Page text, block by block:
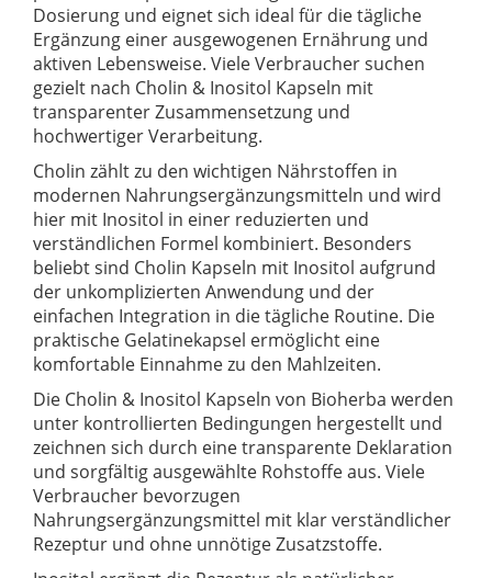
Dosierung und eignet sich ideal für die tägliche
Ergänzung einer ausgewogenen Ernährung und
aktiven Lebensweise. Viele Verbraucher suchen
gezielt nach Cholin & Inositol Kapseln mit
transparenter Zusammensetzung und
hochwertiger Verarbeitung.
Cholin zählt zu den wichtigen Nährstoffen in
modernen Nahrungsergänzungsmitteln und wird
hier mit Inositol in einer reduzierten und
verständlichen Formel kombiniert. Besonders
beliebt sind Cholin Kapseln mit Inositol aufgrund
der unkomplizierten Anwendung und der
einfachen Integration in die tägliche Routine. Die
praktische Gelatinekapsel ermöglicht eine
komfortable Einnahme zu den Mahlzeiten.
Die Cholin & Inositol Kapseln von Bioherba werden
unter kontrollierten Bedingungen hergestellt und
zeichnen sich durch eine transparente Deklaration
und sorgfältig ausgewählte Rohstoffe aus. Viele
Verbraucher bevorzugen
Nahrungsergänzungsmittel mit klar verständlicher
Rezeptur und ohne unnötige Zusatzstoffe.